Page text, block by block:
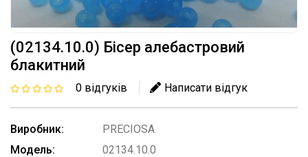
(02134.10.0) Бісер алебастровий
блакитний
0 відгуків Написати відгук
Виробник:
PRECIOSA
Модель:
02134.10.0